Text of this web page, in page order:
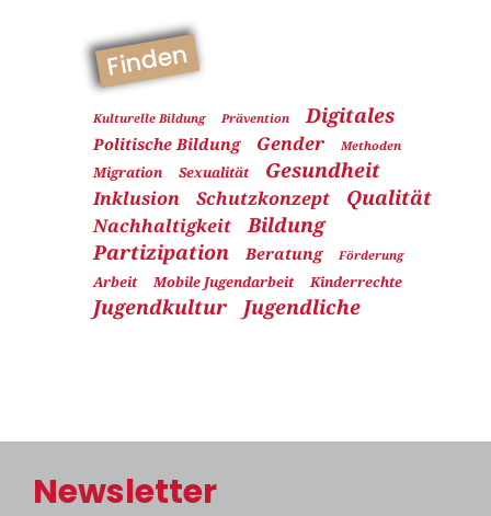
Finden
Kulturelle Bildung Prävention Digitales
Politische Bildung Gender Methoden
Migration Sexualität Gesundheit
Inklusion Schutzkonzept Qualität
Nachhaltigkeit
Bildung
Partizipation
Beratung Förderung
Arbeit Mobile Jugendarbeit Kinderrechte
Jugendkultur Jugendliche
Newsletter